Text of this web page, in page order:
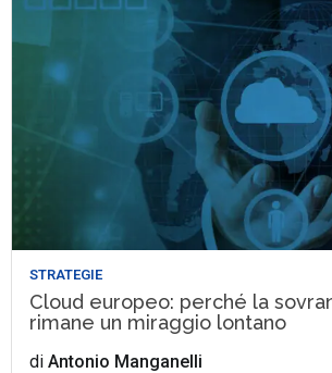
STRATEGIE
Cloud europeo: perché la
rimane un miraggio lontano
diAntonio Manganelli